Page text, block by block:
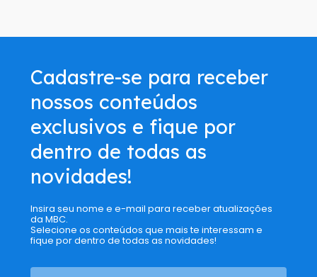
Cadastre-se para receber
nossos conteúdos
exclusivos e fique por
dentro de todas as
novidades!
Insira seu nome e e-mail para receber atualizações
da MBC.
Selecione os conteúdos que mais te interessam e
fique por dentro de todas as novidades!